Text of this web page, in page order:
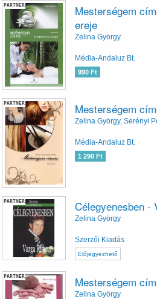
PARTNER
Mesterségem
ereje
Zelina György
Média-Andaluz Bt.
990 Ft
PARTNER Mesterségem
Zelina György, Serényi
Média-Andaluz Bt.
1 290 Ft
PARTNER Célegyenesben -
Zelina György
Szerzői Kiadás
Előjegyezhető
PARTNER Mesterségem
Zelina György